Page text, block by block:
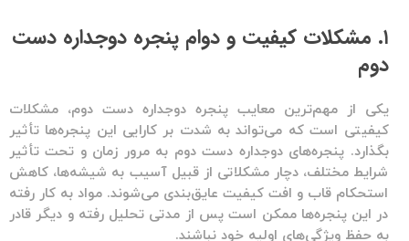
۱. مشکلات کیفیت و دوام پنجره دوجداره دست
دوم
یکی از مهم‌ترین معایبپنجره دوجداره دست دوم، مشکلات
کیفیتی است که می‌تواند به شدت بر کارایی این پنجره‌ها تأثیر
بگذارد. پنجره‌های دوجداره دست دوم به مرور زمان و تحت تأثیر
شرایط مختلف، دچار مشکلاتی از قبیل آسیب به شیشه‌ها، کاهش
استحکام قاب و افت کیفیت عایق‌بندی می‌شوند. مواد به کار رفته
در این پنجره‌ها ممکن است پس از مدتی تحلیل رفته و دیگر قادر
به حفظ ویژگی‌های اولیه خود نباشند.